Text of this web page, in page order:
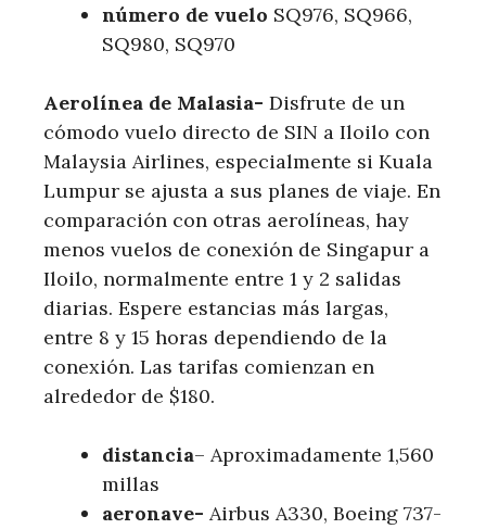
número de vuelo SQ976, SQ966,
SQ980, SQ970
Aerolínea de Malasia- Disfrute de un
cómodo vuelo directo de SIN a Iloilo con
Malaysia Airlines, especialmente si Kuala
Lumpur se ajusta a sus planes de viaje. En
comparación con otras aerolíneas, hay
menos vuelos de conexión de Singapur a
Iloilo, normalmente entre 1 y 2 salidas
diarias. Espere estancias más largas,
entre 8 y 15 horas dependiendo de la
conexión. Las tarifas comienzan en
alrededor de $180.
distancia– Aproximadamente 1,560
millas
aeronave- Airbus A330, Boeing 737-